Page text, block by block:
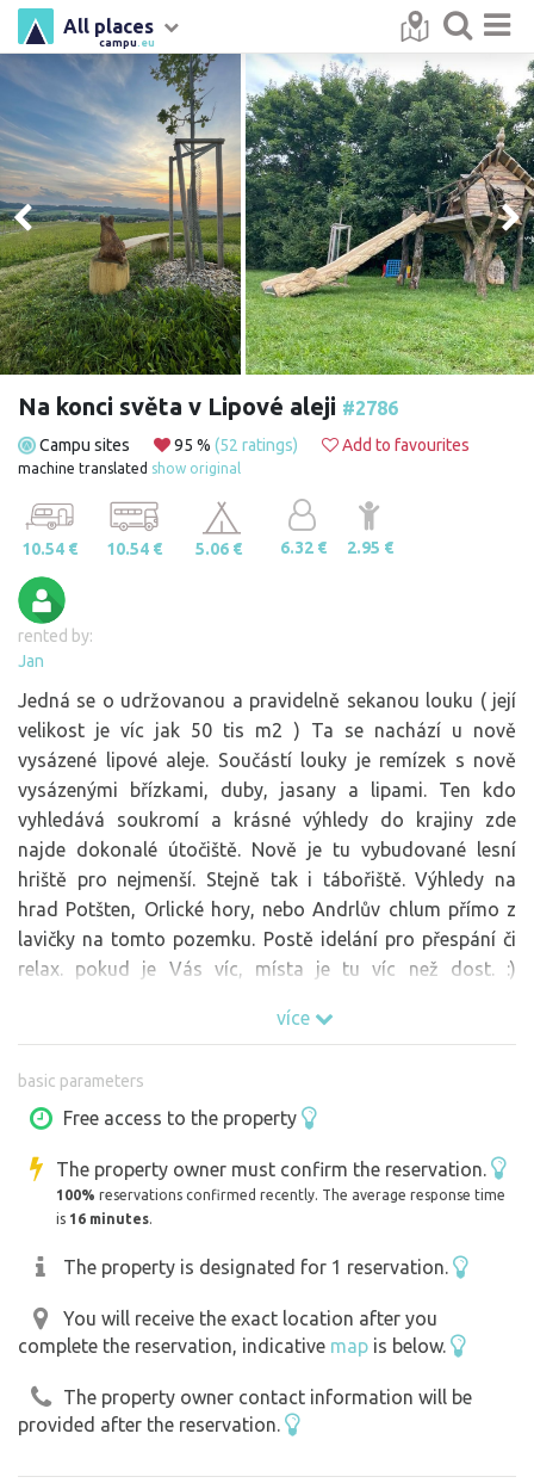
campu .eu
All places
Na konci světa v Lipové aleji #2786
Campu sites 95 % (52 ratings) Add to favourites
machine translated show original
10.54 € 10.54 € 5.06 € 6.32 € 2.95 €
rented by:
Jan
Jedná se o udržovanou a pravidelně sekanou louku ( její
velikost je víc jak 50 tis m2 ) Ta se nachází u nově
vysázené lipové aleje. Součástí louky je remízek s nově
vysázenými břízkami, duby, jasany a lipami. Ten kdo
vyhledává soukromí a krásné výhledy do krajiny zde
najde dokonalé útočiště. Nově je tu vybudované lesní
hriště pro nejmenší. Stejně tak i tábořiště. Výhledy na
hrad Potšten, Orlické hory, nebo Andrlův chlum přímo z
lavičky na tomto pozemku. Postě idelání pro přespání či
relax. pokud je Vás víc, místa je tu víc než dost. :)
vyžívána jako pastva pro býky. Pastva je ohraničena
parkovat raději o kus dále! :) Těšíme se na brzkou
viděnou....
Součástí pozemku je několik laviček, ohniště, gril. Dřevo je
více
basic parameters
Free access to the property
The property owner must confirm the reservation.
100% reservations confirmed recently. The average response time
is 16 minutes.
The property is designated for 1 reservation.
You will receive the exact location after you
complete the reservation, indicative map is below.
The property owner contact information will be
provided after the reservation.